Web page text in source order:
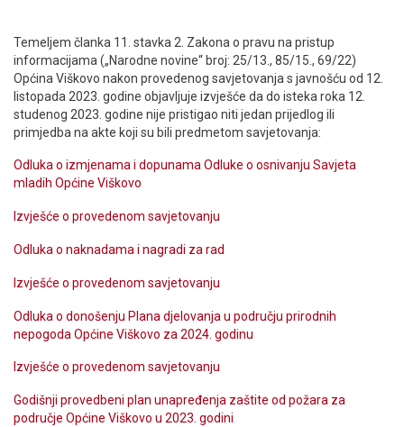
Temeljem članka 11. stavka 2. Zakona o pravu na pristup
informacijama („Narodne novine“ broj: 25/13., 85/15., 69/22)
Općina Viškovo nakon provedenog savjetovanja s javnošću od 12.
listopada 2023. godine objavljuje izvješće da do isteka roka 12.
studenog 2023. godine nije pristigao niti jedan prijedlog ili
primjedba na akte koji su bili predmetom savjetovanja:
Odluka o izmjenama i dopunama Odluke o osnivanju Savjeta
mladih Općine Viškovo
Izvješće o provedenom savjetovanju
Odluka o naknadama i nagradi za rad
Izvješće o provedenom savjetovanju
Odluka o donošenju Plana djelovanja u području prirodnih
nepogoda Općine Viškovo za 2024. godinu
Izvješće o provedenom savjetovanju
Godišnji provedbeni plan unapređenja zaštite od požara za
područje Općine Viškovo u 2023. godini